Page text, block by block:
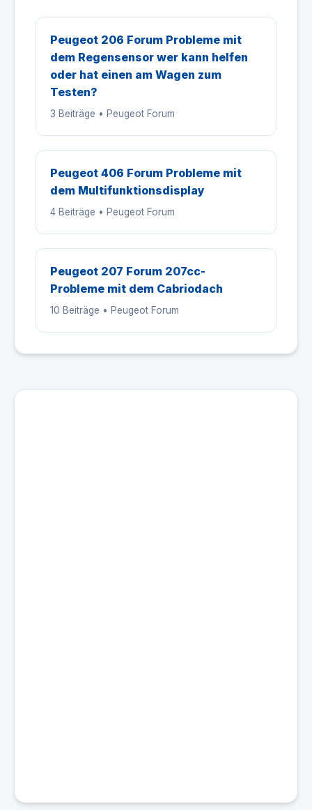
Peugeot 206 Forum Probleme mit
dem Regensensor wer kann helfen
oder hat einen am Wagen zum
Testen?
3 Beiträge • Peugeot Forum
Peugeot 406 Forum Probleme mit
dem Multifunktionsdisplay
4 Beiträge • Peugeot Forum
Peugeot 207 Forum 207cc-
Probleme mit dem Cabriodach
10 Beiträge • Peugeot Forum